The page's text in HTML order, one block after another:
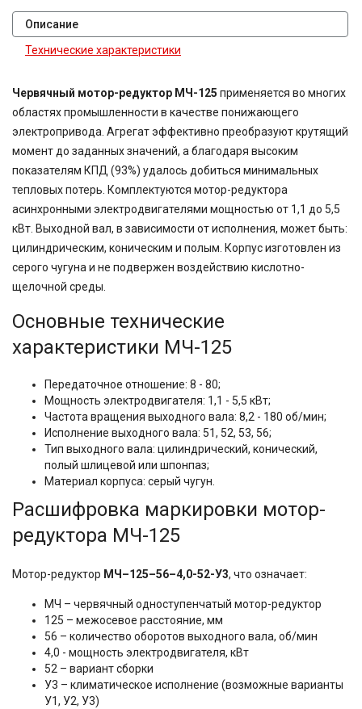
Описание
Технические характеристики
Червячный мотор-редуктор МЧ-125 применяется во многих
областях промышленности в качестве понижающего
электропривода. Агрегат эффективно преобразуют крутящий
момент до заданных значений, а благодаря высоким
показателям КПД (93%) удалось добиться минимальных
тепловых потерь. Комплектуются мотор-редуктора
асинхронными электродвигателями мощностью от 1,1 до 5,5
кВт. Выходной вал, в зависимости от исполнения, может быть:
цилиндрическим, коническим и полым. Корпус изготовлен из
серого чугуна и не подвержен воздействию кислотно-
щелочной среды.
Основные технические
характеристики МЧ-125
Передаточное отношение: 8 - 80;
Мощность электродвигателя: 1,1 - 5,5 кВт;
Частота вращения выходного вала: 8,2 - 180 об/мин;
Исполнение выходного вала: 51, 52, 53, 56;
Тип выходного вала: цилиндрический, конический,
полый шлицевой или шпонпаз;
Материал корпуса: серый чугун.
Расшифровка маркировки мотор-
редуктора МЧ-125
Мотор-редуктор МЧ–125–56–4,0-52-У3, что означает:
МЧ – червячный одноступенчатый мотор-редуктор
125 – межосевое расстояние, мм
56 – количество оборотов выходного вала, об/мин
4,0 - мощность электродвигателя, кВт
52 – вариант сборки
У3 – климатическое исполнение (возможные варианты
У1, У2, У3)